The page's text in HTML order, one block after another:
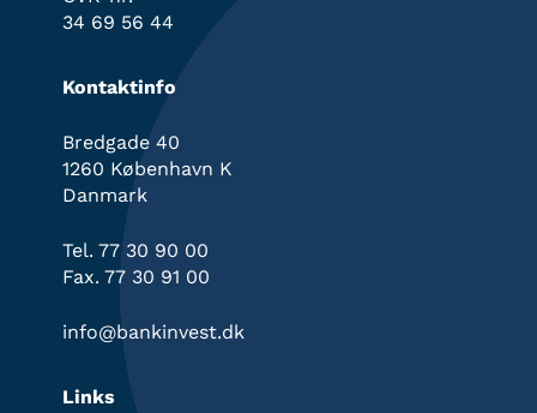
34 69 56 44
Kontaktinfo
Bredgade 40
1260 København K
Danmark
Tel. 77 30 90 00
Fax. 77 30 91 00
info@bankinvest.dk
Links